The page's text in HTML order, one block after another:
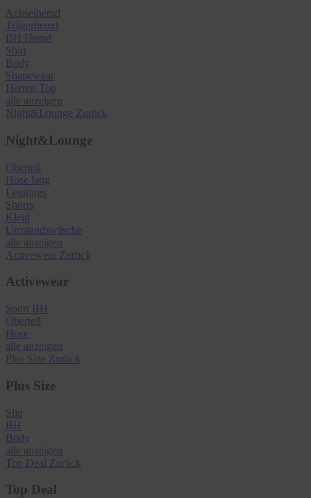
Achselhemd
Trägerhemd
BH Hemd
Shirt
Body
Shapewear
Herren Top
alle anzeigen
Night&Lounge Zurück
Night&Lounge
Oberteil
Hose lang
Leggings
Shorts
Kleid
Umstandswäsche
alle anzeigen
Activewear Zurück
Activewear
Sport BH
Oberteil
Hose
alle anzeigen
Plus Size Zurück
Plus Size
Slip
BH
Body
alle anzeigen
Top Deal Zurück
Top Deal